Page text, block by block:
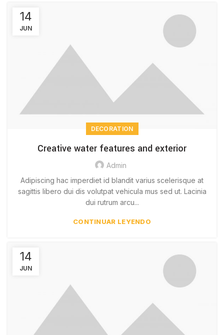
14
JUN
DECORATION
Creative water features and exterior
Admin
Adipiscing hac imperdiet id blandit varius scelerisque at
sagittis libero dui dis volutpat vehicula mus sed ut. Lacinia
dui rutrum arcu...
CONTINUAR LEYENDO
14
JUN